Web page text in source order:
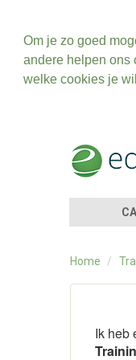
Om je zo goed
andere helpen ons
welke cookies je
Home /
Ik heb